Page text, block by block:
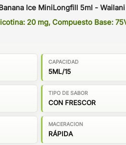
Ice MiniLongfill 5ml -
20 mg, Compuesto Base:
CAPACIDAD
5ML/15
TIPO DE SABOR
CON FRESCOR
MACERACION
RÁPIDA